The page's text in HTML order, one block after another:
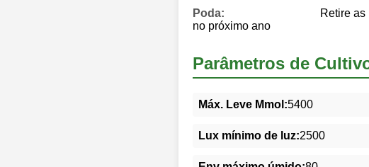
Poda:
Retire
no próximo ano
Parâmetros de
Máx. Leve Mmol:5400
Lux mínimo de luz:2500